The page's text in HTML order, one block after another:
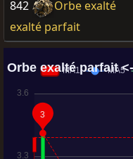
842 Orbe exalté
exalté parfait